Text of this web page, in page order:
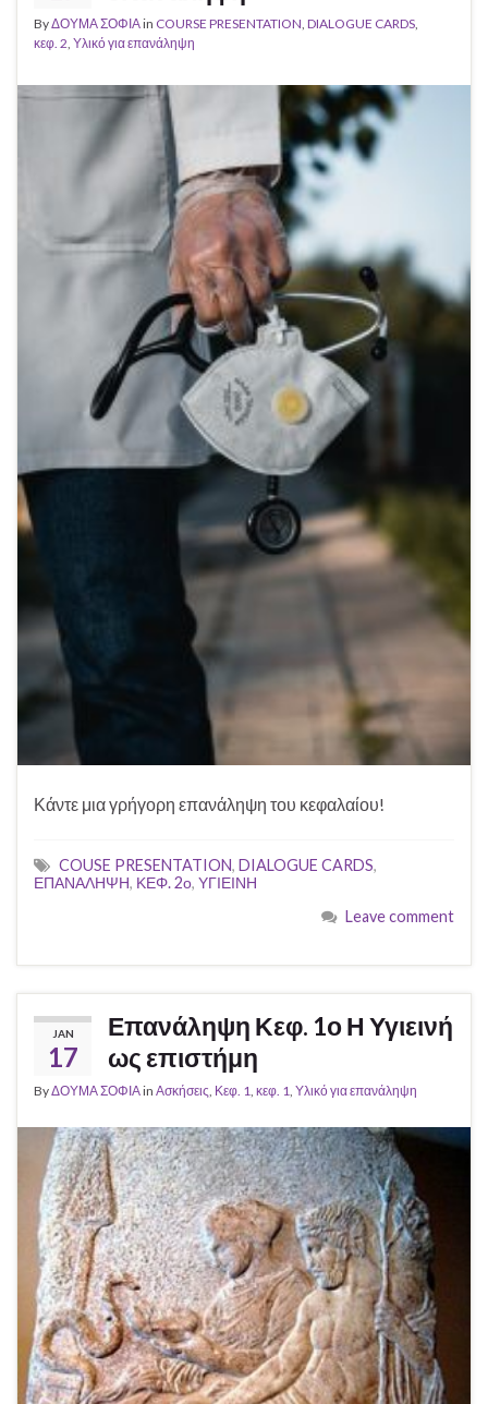
ByΔΟΥΜΑ ΣΟΦΙΑin COURSE PRESENTATION DIALOGUE CARDS
κεφ. 2 Υλικό για επανάληψη
Κάντε μια γρήγορη επανάληψη του κεφαλαίου!
COUSE PRESENTATION, DIALOGUE CARDS,
ΕΠΑΝΑΛΗΨΗ, ΚΕΦ. 2ο, ΥΓΙΕΙΝΗ
Leave comment
JAN
17
Επανάληψη Κεφ. 1ο Η Υγιεινή
ως επιστήμη
ByΔΟΥΜΑ ΣΟΦΙΑin Ασκήσεις, Κεφ. 1, κεφ. 1, Υλικό για επανάληψη